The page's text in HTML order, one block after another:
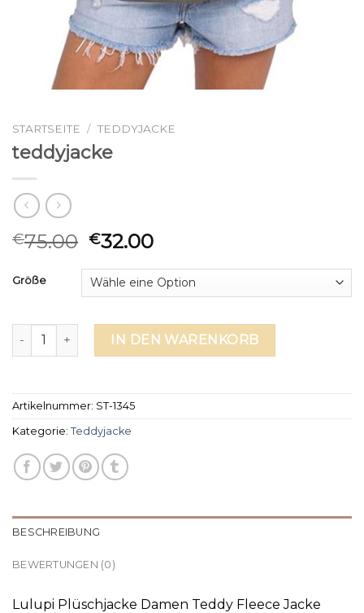
STARTSEITE / TEDDYJACKE
teddyjacke
€75.00 €32.00
Größe
teddyjacke MengeIN DEN WARENKORB
Artikelnummer: ST-1345
Kategorie: Teddyjacke
BESCHREIBUNG
BEWERTUNGEN (0)
Lulupi Plüschjacke Damen Teddy Fleece Jacke